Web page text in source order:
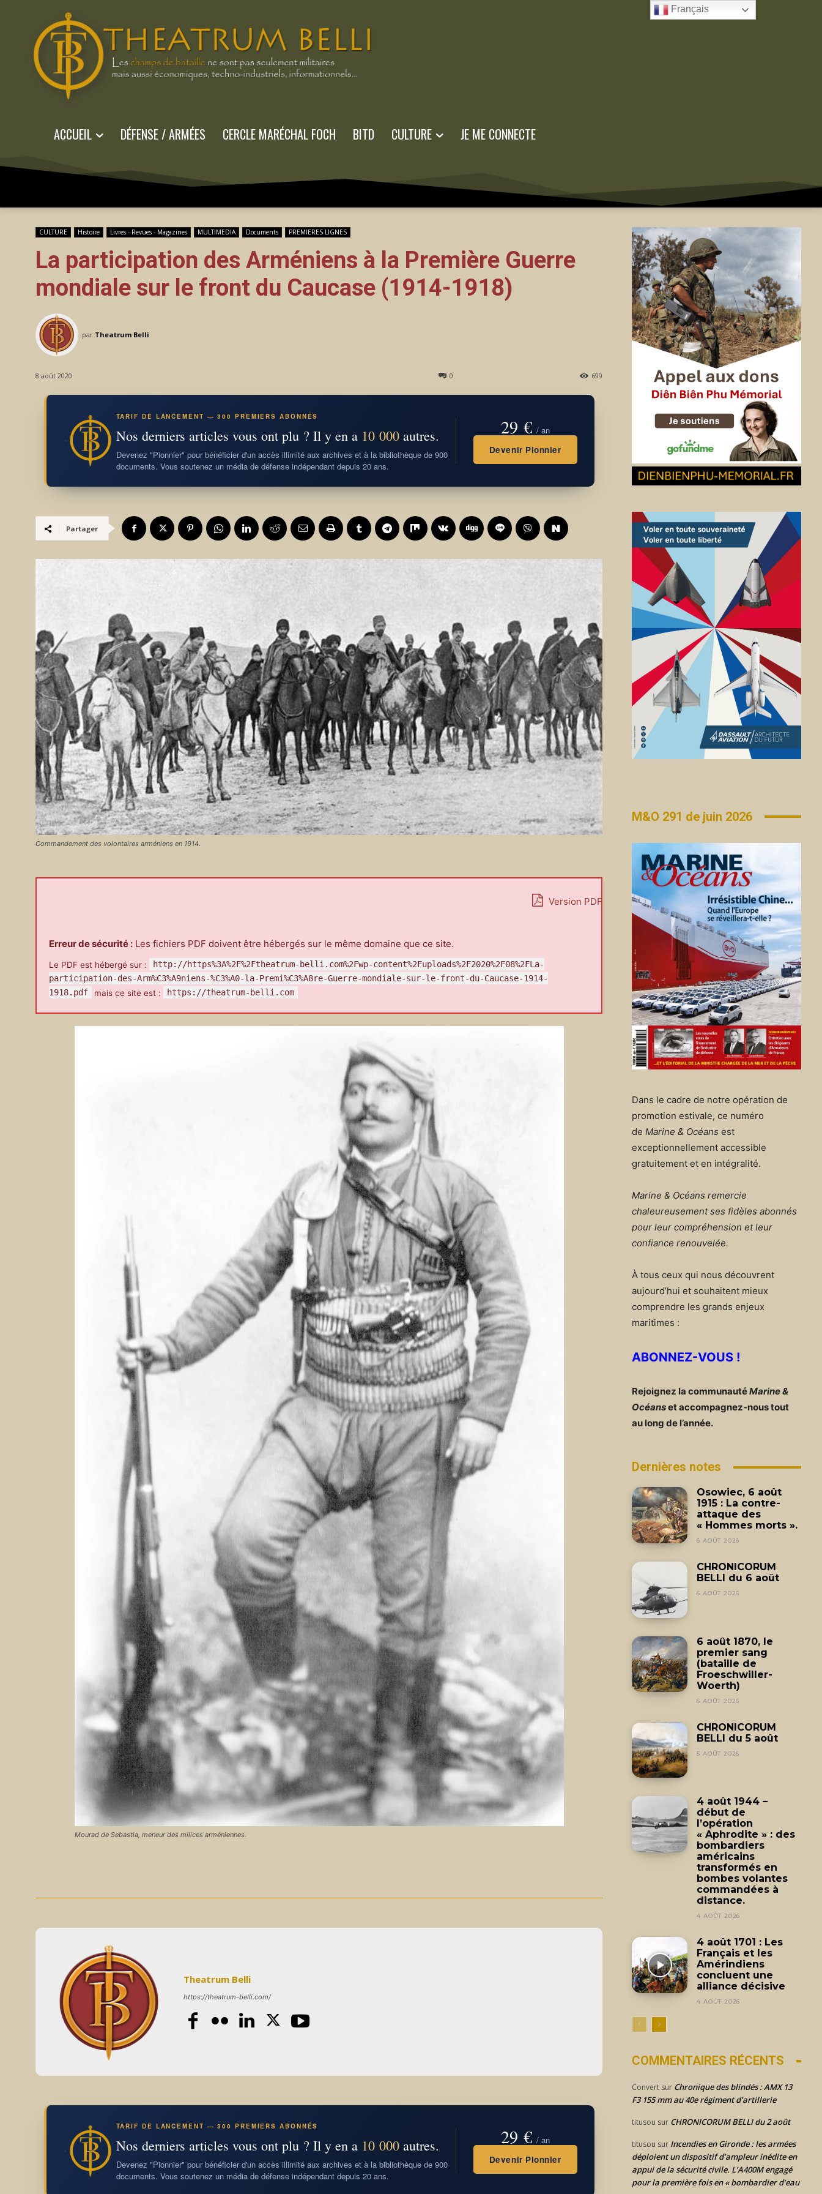
ACCUEIL DÉFENSE / ARMÉES CERCLE MARÉCHAL FOCH BITD CULTURE JE ME CONNECTE
CULTURE Histoire Livres - Revues - Magazines MULTIMEDIA Documents PREMIERES LIGNES
La participation des Arméniens à la Première Guerre
mondiale sur le front du Caucase (1914-1918)
par Theatrum Belli
8 août 2020 0 699
TARIF DE LANCEMENT — 300 PREMIERS ABONNÉS
Nos derniers articles vous ont plu ? Il y en a 10 000autres.
Devenez "Pionnier" pour bénéficier d'un accès illimité aux archives et à la bibliothèque de 900
documents. Vous soutenez un média de défense indépendant depuis 20 ans.
29 € / an
Devenir Pionnier
Partager
Commandement des volontaires arméniens en 1914.
Version PDF
Erreur de sécurité : Les fichiers PDF doivent être hébergés sur le même domaine que ce site.
Le PDF est hébergé sur :
http://https%3A%2F%2Ftheatrum-belli.com%2Fwp-content%2Fuploads%2F2020%2F08%2FLa-
participation-des-Arm%C3%A9niens-%C3%A0-la-Premi%C3%A8re-Guerre-mondiale-sur-le-front-du-Caucase-1914-
1918.pdf
mais ce site est : https://theatrum-belli.com
Mourad de Sebastia, meneur des milices arméniennes.
Theatrum Belli
https://theatrum-belli.com/
TARIF DE LANCEMENT — 300 PREMIERS ABONNÉS
Nos derniers articles vous ont plu ? Il y en a 10 000autres.
Devenez "Pionnier" pour bénéficier d'un accès illimité aux archives et à la bibliothèque de 900
documents. Vous soutenez un média de défense indépendant depuis 20 ans.
29 € / an
Devenir Pionnier
M&O 291 de juin 2026
Dans le cadre de notre opération de
promotion estivale, ce numéro
de Marine & Océans est
exceptionnellement accessible
gratuitement et en intégralité.
Marine & Océans remercie
chaleureusement ses fidèles abonnés
pour leur compréhension et leur
confiance renouvelée.
À tous ceux qui nous découvrent
aujourd’hui et souhaitent mieux
comprendre les grands enjeux
maritimes :
ABONNEZ-VOUS !
Rejoignez la communautéMarine &
Océanset accompagnez-nous tout
au long de l’année.
Dernières notes
Osowiec, 6 août
1915 : La contre-
attaque des
« Hommes morts ».
6 AOÛT 2026
CHRONICORUM
BELLI du 6 août
6 AOÛT 2026
6 août 1870, le
premier sang
(bataille de
Froeschwiller-
Woerth)
6 AOÛT 2026
CHRONICORUM
BELLI du 5 août
5 AOÛT 2026
4 août 1944 –
début de
l’opération
« Aphrodite » : des
bombardiers
américains
transformés en
bombes volantes
commandées à
distance.
4 AOÛT 2026
4 août 1701 : Les
Français et les
Amérindiens
concluent une
alliance décisive
4 AOÛT 2026
COMMENTAIRES RÉCENTS
Convert sur Chronique des blindés : AMX 13
F3 155 mm au 40e régiment d’artillerie
titusou sur CHRONICORUM BELLI du 2 août
titusou sur Incendies en Gironde : les armées
déploient un dispositif d’ampleur inédite en
appui de la sécurité civile. L’A400M engagé
pour la première fois en « bombardier d’eau
Français